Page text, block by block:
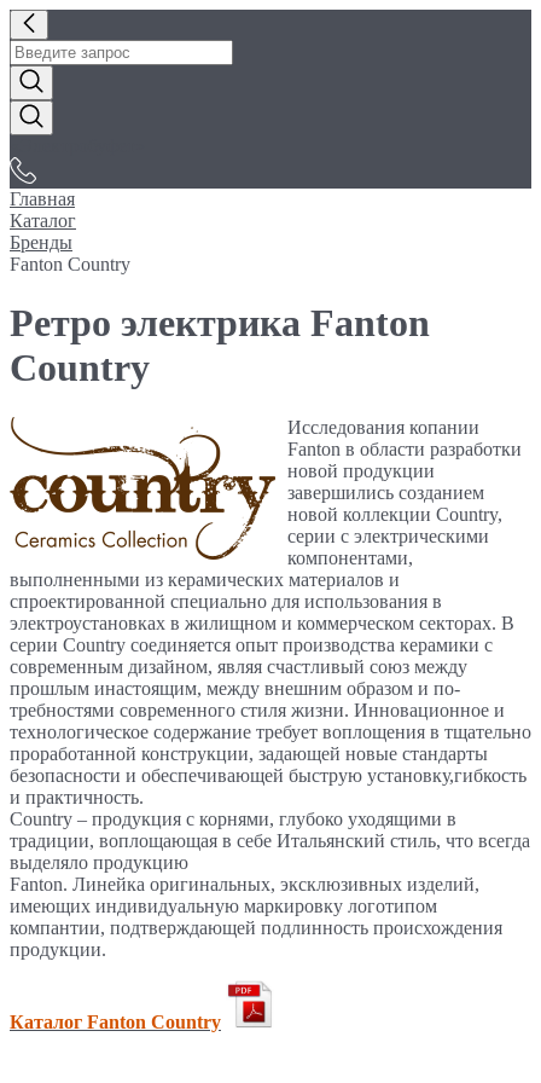
Главная
Каталог
Бренды
Fanton Country
Ретро электрика Fanton
Country
Исследования копании
Fanton в области разработки
новой продукции
завершились созданием
новой коллекции Country,
серии с электрическими
компонентами,
выполненными из керамических материалов и
спроектированной специально для использования в
электроустановках в жилищном и коммерческом секторах. В
серии Country соединяется опыт производства керамики с
современным дизайном, являя счастливый союз между
прошлым инастоящим, между внешним образом и по-
требностями современного стиля жизни. Инновационное и
технологическое содержание требует воплощения в тщательно
проработанной конструкции, задающей новые стандарты
безопасности и обеспечивающей быструю установку,гибкость
и практичность.
Country – продукция с корнями, глубоко уходящими в
традиции, воплощающая в себе Итальянский стиль, что всегда
выделяло продукцию
Fanton. Линейка оригинальных, эксклюзивных изделий,
имеющих индивидуальную маркировку логотипом
компантии, подтверждающей подлинность происхождения
продукции.
Каталог Fanton Country